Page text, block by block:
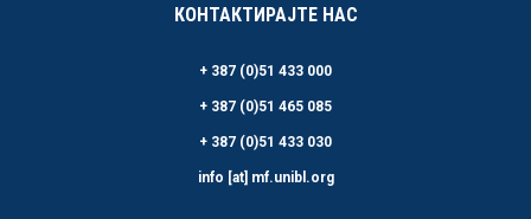
КОНТАКТИРАЈТЕ НАС
+ 387 (0)51 433 000
+ 387 (0)51 465 085
+ 387 (0)51 433 030
info [at] mf.unibl.org